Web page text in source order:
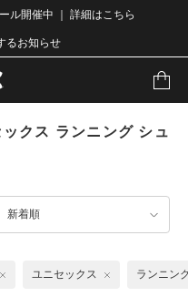
ル開催中 ｜ 詳細はこちら
るお知らせ
クス ランニング シュ
新着順
ユニセックス ランニン